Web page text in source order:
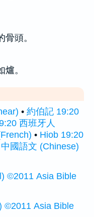
頭。
。
• 約伯記 19:20
西班牙人
• Hiob 19:20
國語文 (Chinese)
©2011 Asia Bible
©2011 Asia Bible